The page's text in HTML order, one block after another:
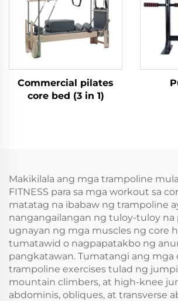
Commercial pilates
core bed (3 in 1)
Makikilala ang mga trampoline mula
FITNESS para sa mga workout sa
matatag na ibabaw ng trampoline
nangangailangan ng tuloy-tuloy na
ugnayan ng mga muscles ng core
tumatawid o nagpapatakbo ng
pangkatawan. Tumatangi ang
trampoline exercises tulad ng
mountain climbers, at high-knee
abdominis, obliques, at transverse